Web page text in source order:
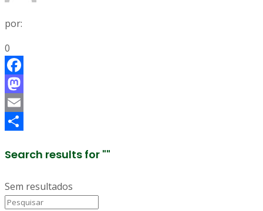
por:
0
Facebook
Mastodon
Email
Search results for ""
Sem resultados